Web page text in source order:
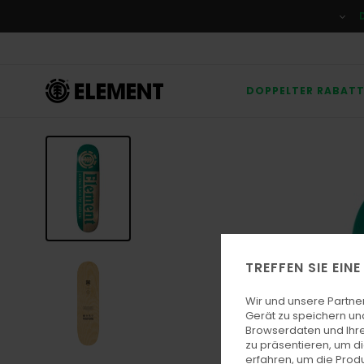
Produktinformation
DOPPELTER RABATT
TREFFEN SIE
Wir und unsere
Gerät zu speichern
Browserdaten und
zu präsentieren, um
erfahren, um die